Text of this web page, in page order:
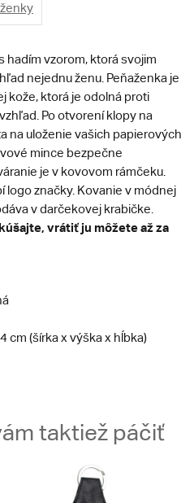
hadím vzorom, ktorá svojim
nejednu ženu. Peňaženka je
kože, ktorá je odolná proti
Po otvorení klopy na
na uloženie vašich papierových
mince bezpečne
je v kovovom rámčeku.
logo značky. Kovanie v módnej
v darčekovej krabičke.
vrátiť ju môžete až za
cm (šírka x výška x hĺbka)
taktiež páčiť